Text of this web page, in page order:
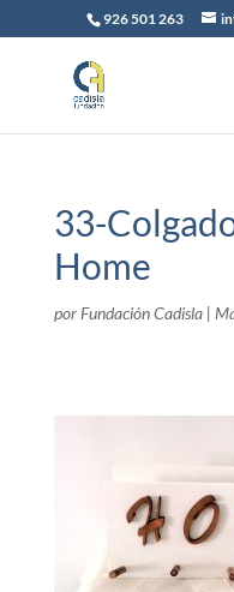
926 501 263
33-
Home
por Fundación Cadisla|